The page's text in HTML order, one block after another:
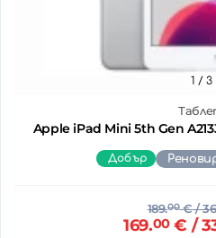
Apple iPad Mini 5th Gen
1 / 3
Добър
189.00€/
169.00€ /